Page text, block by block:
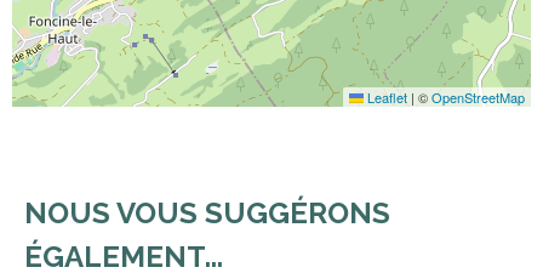
Leaflet | ©OpenStreetMap
NOUS VOUS SUGGÉRONS
ÉGALEMENT...